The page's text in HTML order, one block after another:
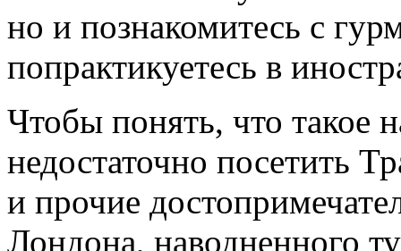
но и познакомитесь с
попрактикуетесь в
Чтобы понять, что такое
недостаточно посетить
и прочие
Лондона, наводненного